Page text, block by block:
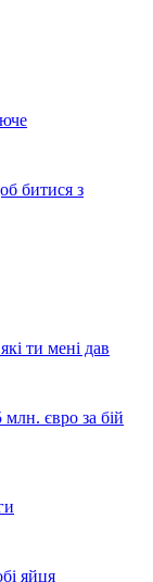
битися з
ти мені дав
євро за бій
яйця